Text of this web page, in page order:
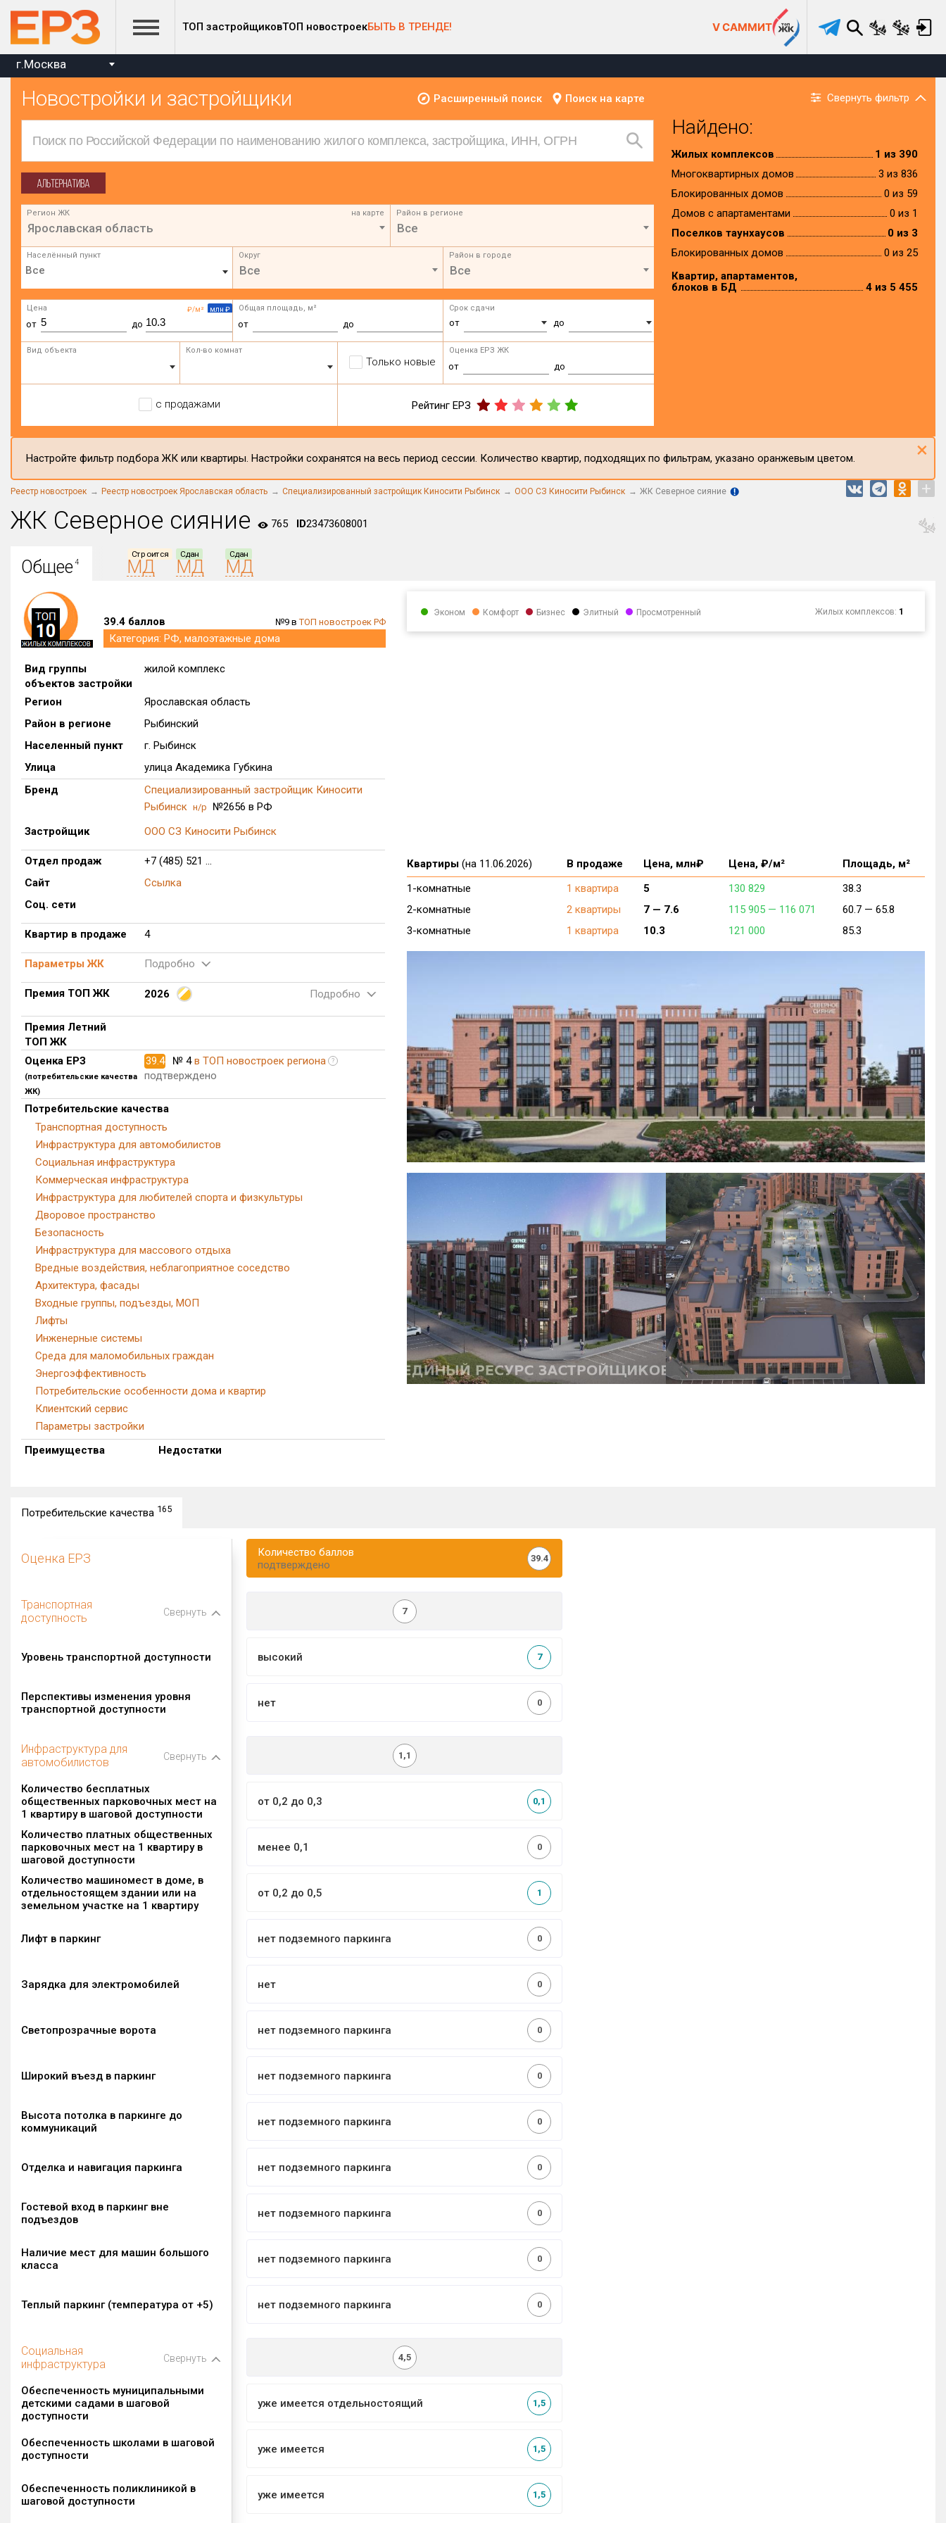
ТОП застройщиковТОП новостроекБЫТЬ В ТРЕНДЕ! V САММИТ
г.Москва
Новостройки и застройщики Расширенный поиск Поиск на карте Свернуть фильтр
Регион ЖК на карте
Ярославская область
Район в регионе
Все
Населённый пункт Округ
Все
Район в городе
Все
₽/м² млн ₽
Цена
от до
Общая площадь, м²
от до
Срок сдачи
от до
Вид объекта Кол-во комнат
Только новые
Оценка ЕРЗ ЖК
от до
с продажами Рейтинг ЕРЗ
Найдено:
Жилых комплексов
1 из 390
Многоквартирных домов
3 из 836
Блокированных домов
0 из 59
Домов с апартаментами
0 из 1
Поселков таунхаусов
0 из 3
Блокированных домов
0 из 25
Квартир, апартаментов,
блоков в БД
4 из 5 455
Настройте фильтр подбора ЖК или квартиры. Настройки сохранятся на весь период сессии. Количество квартир, подходящих по фильтрам, указано оранжевым цветом. ×
Реестр новостроек Реестр новостроек Ярославская область Специализированный застройщик Киносити Рыбинск ООО СЗ Киносити Рыбинск ЖК Северное сияние +
ЖК Северное сияние 765 ID23473608001
Общее4
Строится
МД
Сдан
МД
Сдан
МД
39.4 баллов №9 вТОП новостроек РФ
Категория: РФ, малоэтажные дома
Вид группы
объектов застройки
жилой комплекс
Регион
Ярославская область
Район в регионе
Рыбинский
Населенный пункт
г. Рыбинск
Улица
улица Академика Губкина
Бренд
Специализированный застройщик Киносити
Рыбинск н/р
№2656 в РФ
Застройщик
ООО СЗ Киносити Рыбинск
Отдел продаж
+7 (485) 521 ...
Сайт
Ссылка
Соц. сети
Квартир в продаже 4
Параметры ЖК Подробно
Премия ТОП ЖК 2026 Подробно
Премия Летний
ТОП ЖК
Оценка ЕРЗ
(потребительские качества
ЖК)
39.4 № 4 в ТОП новостроек региона ?
подтверждено
Потребительские качества
Транспортная доступность
Инфраструктура для автомобилистов
Социальная инфраструктура
Коммерческая инфраструктура
Инфраструктура для любителей спорта и физкультуры
Дворовое пространство
Безопасность
Инфраструктура для массового отдыха
Вредные воздействия, неблагоприятное соседство
Архитектура, фасады
Входные группы, подъезды, МОП
Лифты
Инженерные системы
Среда для маломобильных граждан
Энергоэффективность
Потребительские особенности дома и квартир
Клиентский сервис
Параметры застройки
Преимущества
Недостатки
Эконом Комфорт Бизнес Элитный Просмотренный Жилых комплексов: 1
Квартиры (на 11.06.2026) В продаже Цена, млн₽ Цена, ₽/м²
Площадь, м²
1-комнатные
1 квартира 5 130 829
38.3
2-комнатные
2 квартиры 7 — 7.6 115 905 — 116 071 60.7 — 65.8
3-комнатные
1 квартира 10.3 121 000 85.3
Потребительские качества 165
Оценка ЕРЗ
Количество баллов
подтверждено
39.4
Транспортная
доступность
Свернуть 7
Уровень транспортной доступности высокий 7
Перспективы изменения уровня
транспортной доступности
нет 0
Инфраструктура для
автомобилистов
Свернуть 1,1
Количество бесплатных
общественных парковочных мест на
1 квартиру в шаговой доступности
от 0,2 до 0,3 0,1
Количество платных общественных
парковочных мест на 1 квартиру в
шаговой доступности
менее 0,1 0
Количество машиномест в доме, в
отдельностоящем здании или на
земельном участке на 1 квартиру
от 0,2 до 0,5 1
Лифт в паркинг нет подземного паркинга 0
Зарядка для электромобилей нет 0
Светопрозрачные ворота нет подземного паркинга 0
Широкий въезд в паркинг нет подземного паркинга 0
Высота потолка в паркинге до
коммуникаций
нет подземного паркинга 0
Отделка и навигация паркинга нет подземного паркинга 0
Гостевой вход в паркинг вне
подъездов
нет подземного паркинга 0
Наличие мест для машин большого
класса
нет подземного паркинга 0
Теплый паркинг (температура от +5) нет подземного паркинга 0
Социальная
инфраструктура
Свернуть 4,5
Обеспеченность муниципальными
детскими садами в шаговой
доступности
уже имеется отдельностоящий 1,5
Обеспеченность школами в шаговой
доступности
уже имеется 1,5
Обеспеченность поликлиникой в
шаговой доступности
уже имеется 1,5